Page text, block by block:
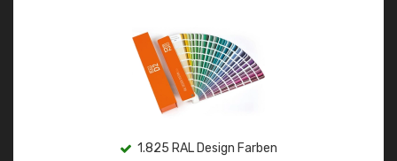
1.825 RAL Design Farben